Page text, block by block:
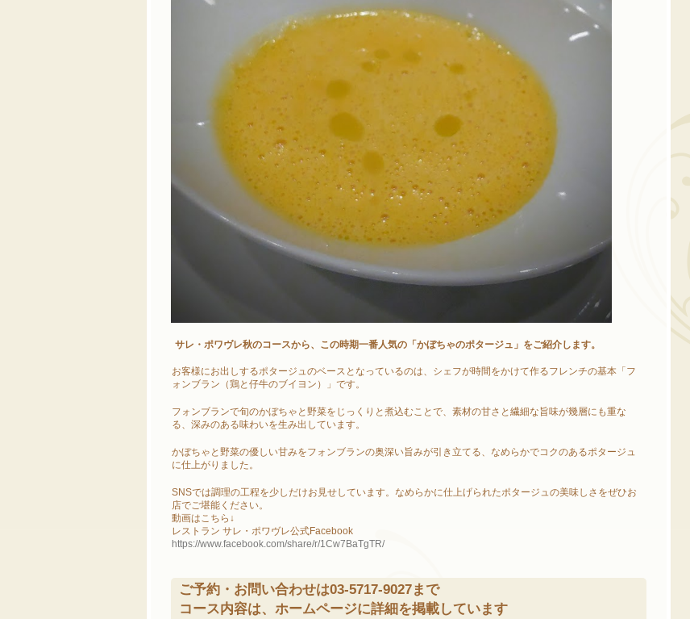
サレ・ポワヴレ秋のコースから、この時期一番人気の「かぼちゃのポタージュ」をご紹介します。
お客様にお出しするポタージュのベースとなっているのは、シェフが時間をかけて作るフレンチの基本「フ
ォンブラン（鶏と仔牛のブイヨン）」です。
フォンブランで旬のかぼちゃと野菜をじっくりと煮込むことで、素材の甘さと繊細な旨味が幾層にも重な
る、深みのある味わいを生み出しています。
かぼちゃと野菜の優しい甘みをフォンブランの奥深い旨みが引き立てる、なめらかでコクのあるポタージュ
に仕上がりました。
SNSでは調理の工程を少しだけお見せしています。なめらかに仕上げられたポタージュの美味しさをぜひお
店でご堪能ください。
動画はこちら↓
レストラン サレ・ポワヴレ公式Facebook
https://www.facebook.com/share/r/1Cw7BaTgTR/
ご予約・お問い合わせは03-5717-9027まで
コース内容は、ホームページに詳細を掲載しています